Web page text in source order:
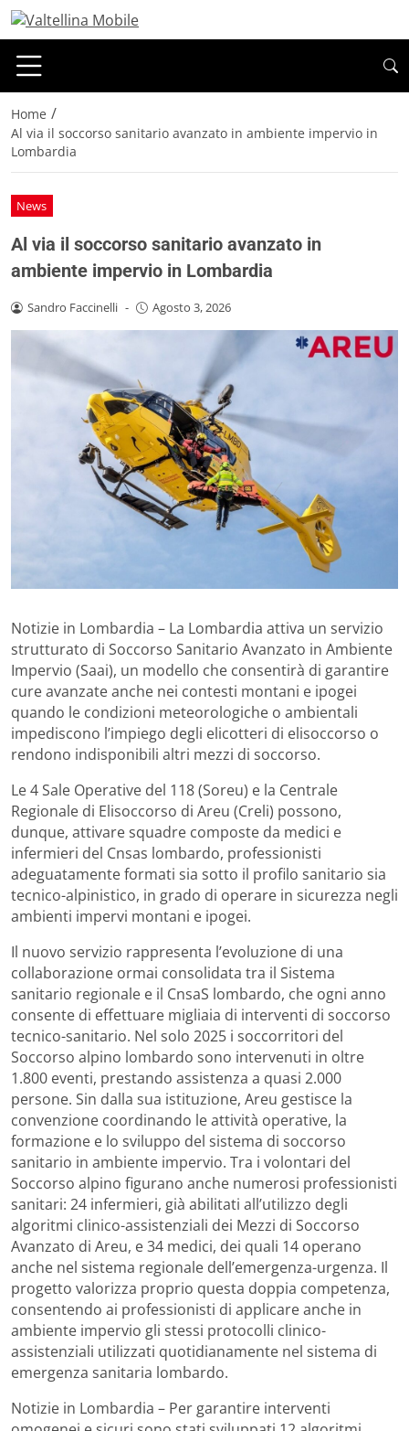
Home /
Al via il soccorso sanitario avanzato in ambiente impervio in
Lombardia
News
Al via il soccorso sanitario avanzato in
ambiente impervio in Lombardia
Sandro Faccinelli - Agosto 3, 2026
Notizie in Lombardia – La Lombardia attiva un servizio
strutturato di Soccorso Sanitario Avanzato in Ambiente
Impervio (Saai), un modello che consentirà di garantire
cure avanzate anche nei contesti montani e ipogei
quando le condizioni meteorologiche o ambientali
impediscono l’impiego degli elicotteri di elisoccorso o
rendono indisponibili altri mezzi di soccorso.
Le 4 Sale Operative del 118 (Soreu) e la Centrale
Regionale di Elisoccorso di Areu (Creli) possono,
dunque, attivare squadre composte da medici e
infermieri del Cnsas lombardo, professionisti
adeguatamente formati sia sotto il profilo sanitario sia
tecnico-alpinistico, in grado di operare in sicurezza negli
ambienti impervi montani e ipogei.
Il nuovo servizio rappresenta l’evoluzione di una
collaborazione ormai consolidata tra il Sistema
sanitario regionale e il CnsaS lombardo, che ogni anno
consente di effettuare migliaia di interventi di soccorso
tecnico-sanitario. Nel solo 2025 i soccorritori del
Soccorso alpino lombardo sono intervenuti in oltre
1.800 eventi, prestando assistenza a quasi 2.000
persone. Sin dalla sua istituzione, Areu gestisce la
convenzione coordinando le attività operative, la
formazione e lo sviluppo del sistema di soccorso
sanitario in ambiente impervio. Tra i volontari del
Soccorso alpino figurano anche numerosi professionisti
sanitari: 24 infermieri, già abilitati all’utilizzo degli
algoritmi clinico-assistenziali dei Mezzi di Soccorso
Avanzato di Areu, e 34 medici, dei quali 14 operano
anche nel sistema regionale dell’emergenza-urgenza. Il
progetto valorizza proprio questa doppia competenza,
consentendo ai professionisti di applicare anche in
ambiente impervio gli stessi protocolli clinico-
assistenziali utilizzati quotidianamente nel sistema di
emergenza sanitaria lombardo.
Notizie in Lombardia – Per garantire interventi